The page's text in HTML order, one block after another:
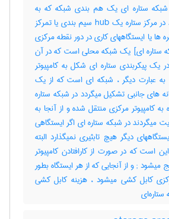
شبکه ستاره ای یک هم بندی شبکه که به
شکل ستاره می باشد در مرکز ستاره یک hub سیم بندی یا تمرکز
ها یا ایستگاههای کاری در دور نقطه مرکزی
ستاره ای] یک شبکه محلی است که در آن
یک پیکربندی ستاره ای شکل به کامپیوتر
عبارت دیگر ، شبکه ای است که از یک
های جانبی تشکیل میگردد در شبکه ستاره
به کامپیوتر مرکزی منتقل شده و از آنجا به
میگردند در شبکه ستاره ای اگر ایستگاهی
دیگر هیچ تابثیری نمیگذارد البته
است که در صورت از کارافتادن کامپیوتر
مرکزی ، کل شبکه فلج میشود‎ ; و از آنجایی که از هر ایستگاه بطور
کابل کشی میشود ، هزینه کابل کشی
ستاره‌ای